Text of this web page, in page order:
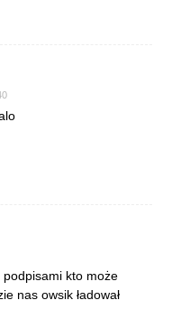
kto może
nas owsik ładował